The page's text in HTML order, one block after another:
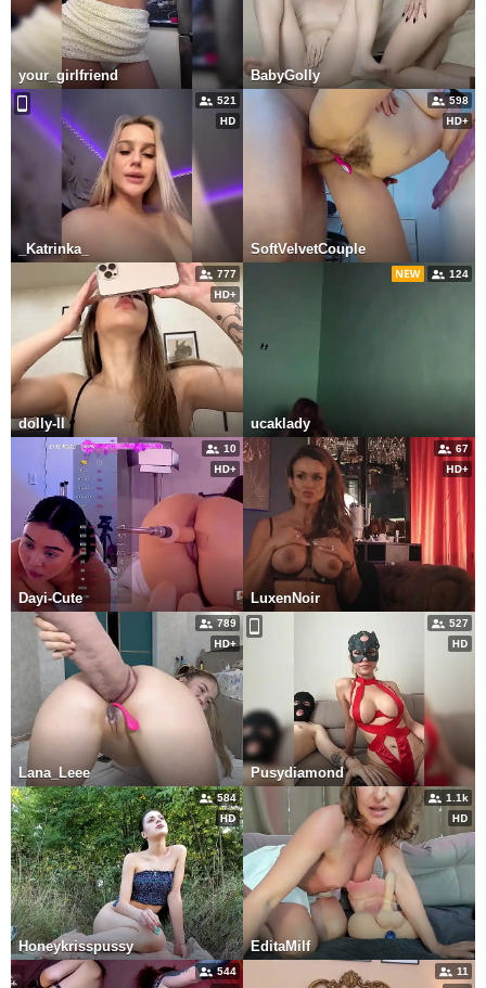
your_girlfriend BabyGolly
521
_Katrinka_
598
SoftVelvetCouple
777
dolly-ll
124
ucaklady
10
Dayi-Cute
67
LuxenNoir
789
Lana_Leee
527
Pusydiamond
584
Honeykrisspussy
1.1k
EditaMilf
544 11